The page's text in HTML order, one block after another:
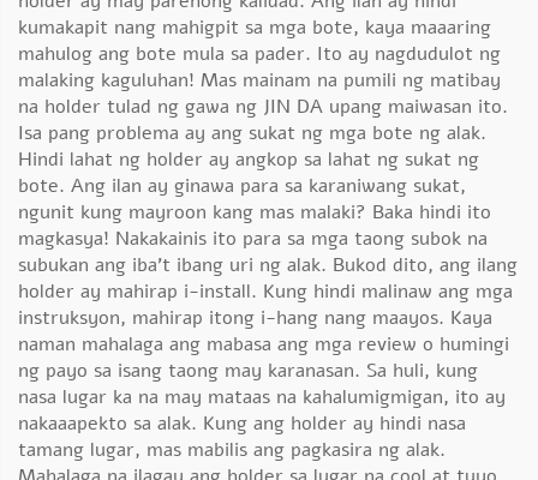
kumakapit nang mahigpit sa mga bote, kaya maaaring
mahulog ang bote mula sa pader. Ito ay nagdudulot ng
malaking kaguluhan! Mas mainam na pumili ng matibay
na holder tulad ng gawa ng JIN DA upang maiwasan ito.
Isa pang problema ay ang sukat ng mga bote ng alak.
Hindi lahat ng holder ay angkop sa lahat ng sukat ng
bote. Ang ilan ay ginawa para sa karaniwang sukat,
ngunit kung mayroon kang mas malaki? Baka hindi ito
magkasya! Nakakainis ito para sa mga taong subok na
subukan ang iba't ibang uri ng alak. Bukod dito, ang ilang
holder ay mahirap i-install. Kung hindi malinaw ang mga
instruksyon, mahirap itong i-hang nang maayos. Kaya
naman mahalaga ang mabasa ang mga review o humingi
ng payo sa isang taong may karanasan. Sa huli, kung
nasa lugar ka na may mataas na kahalumigmigan, ito ay
nakaaapekto sa alak. Kung ang holder ay hindi nasa
tamang lugar, mas mabilis ang pagkasira ng alak.